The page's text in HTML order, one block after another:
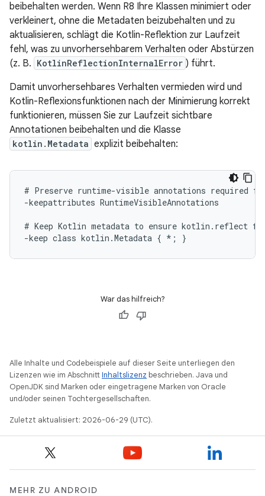
beibehalten werden. Wenn R8 Ihre Klassen minimiert oder
verkleinert, ohne die Metadaten beizubehalten und zu
aktualisieren, schlägt die Kotlin-Reflektion zur Laufzeit
fehl, was zu unvorhersehbarem Verhalten oder Abstürzen
(z. B. KotlinReflectionInternalError ) führt.
Damit unvorhersehbares Verhalten vermieden wird und
Kotlin-Reflexionsfunktionen nach der Minimierung korrekt
funktionieren, müssen Sie zur Laufzeit sichtbare
Annotationen beibehalten und die Klasse
kotlin.Metadata explizit beibehalten:
# Preserve runtime-visible annotations required
-keepattributes RuntimeVisibleAnnotations
# Keep Kotlin metadata to ensure kotlin.reflect
War das hilfreich?
Alle Inhalte und Codebeispiele auf dieser Seite unterliegen den
Lizenzen wie im AbschnittInhaltslizenz beschrieben. Java und
OpenJDK sind Marken oder eingetragene Marken von Oracle
und/oder seinen Tochtergesellschaften.
Zuletzt aktualisiert: 2026-06-29 (UTC).
MEHR ZU ANDROID